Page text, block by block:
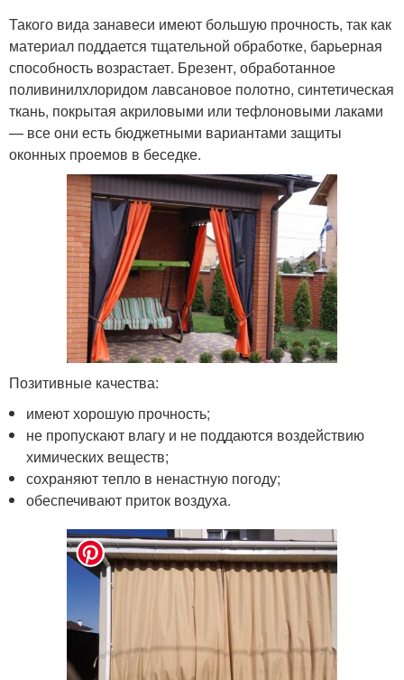
Такого вида занавеси имеют большую прочность, так как
материал поддается тщательной обработке, барьерная
способность возрастает. Брезент, обработанное
поливинилхлоридом лавсановое полотно, синтетическая
ткань, покрытая акриловыми или тефлоновыми лаками
— все они есть бюджетными вариантами защиты
оконных проемов в беседке.
Позитивные качества:
имеют хорошую прочность;
не пропускают влагу и не поддаются воздействию
химических веществ;
сохраняют тепло в ненастную погоду;
обеспечивают приток воздуха.